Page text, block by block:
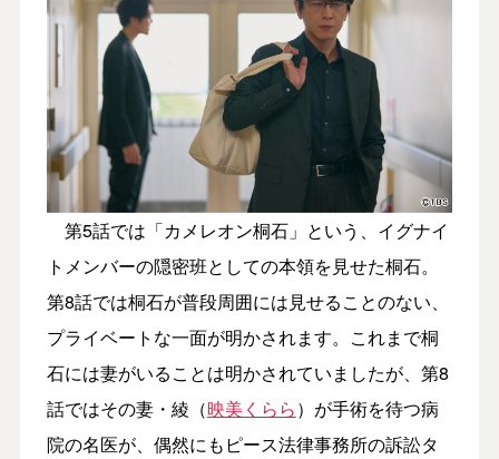
第5話では「カメレオン桐石」という、イグナイ
トメンバーの隠密班としての本領を見せた桐石。
第8話では桐石が普段周囲には見せることのない、
プライベートな一面が明かされます。これまで桐
石には妻がいることは明かされていましたが、第8
話ではその妻・綾（映美くらら）が手術を待つ病
院の名医が、偶然にもピース法律事務所の訴訟タ